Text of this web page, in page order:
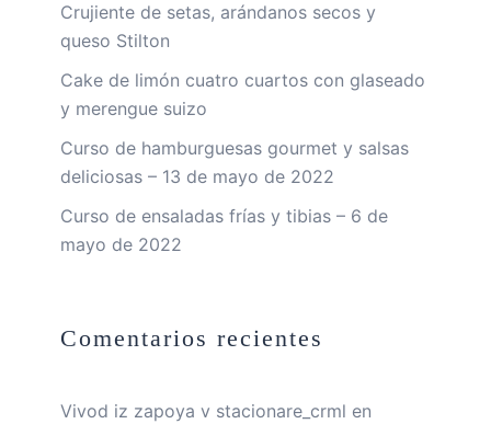
Crujiente de setas, arándanos secos y
queso Stilton
Cake de limón cuatro cuartos con glaseado
y merengue suizo
Curso de hamburguesas gourmet y salsas
deliciosas – 13 de mayo de 2022
Curso de ensaladas frías y tibias – 6 de
mayo de 2022
Comentarios recientes
Vivod iz zapoya v stacionare_crml en